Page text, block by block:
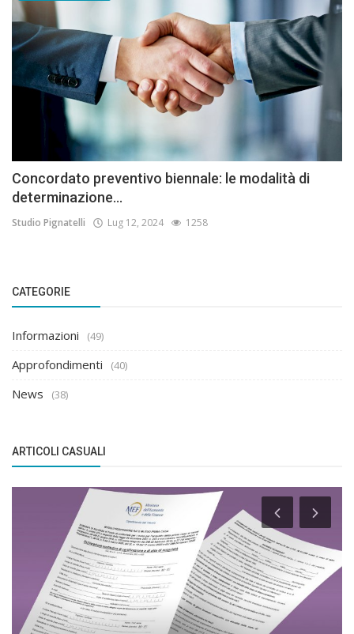
Concordato preventivo biennale: le modalità di
determinazione...
Studio Pignatelli Lug 12, 2024 1258
CATEGORIE
Informazioni (49)
Approfondimenti (40)
News (38)
ARTICOLI CASUALI